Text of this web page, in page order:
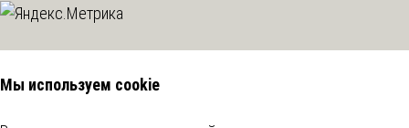
Мы используем cookie